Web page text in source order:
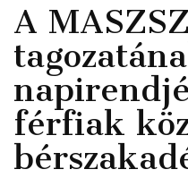
A
férfiak